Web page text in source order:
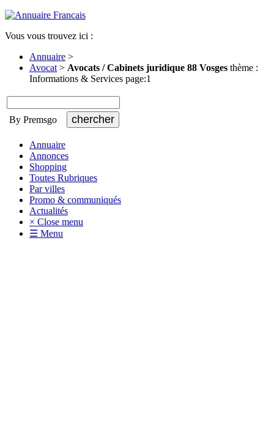
Vous vous trouvez ici :
Annuaire >
Avocat > Avocats / Cabinets juridique 88 Vosges thème :
Informations & Services page:1
By Premsgo
Annuaire
Annonces
Shopping
Toutes Rubriques
Par villes
Promo & communiqués
Actualités
× Close menu
☰ Menu